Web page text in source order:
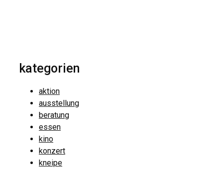
kategorien
aktion
ausstellung
beratung
essen
kino
konzert
kneipe